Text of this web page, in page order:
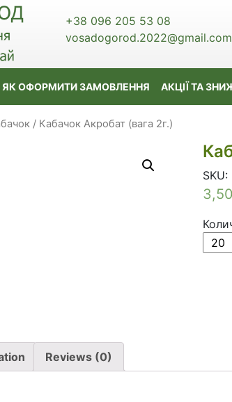
+38 096 205 53 08
vosadogorod.2022@gmail.com
ЯК ОФОРМИТИ ЗАМОВЛЕННЯ АКЦІЇ ТА
/ Кабачок Акробат (вага 2г.)
SKU:
3,50
Reviews (0)